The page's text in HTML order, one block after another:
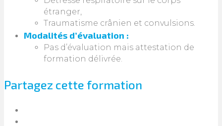
étranger,
Traumatisme crânien et convulsions.
Modalités d’évaluation :
Pas d’évaluation mais attestation de
formation délivrée.
Partagez cette formation